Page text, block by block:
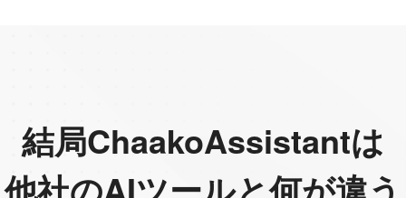
結局ChaakoAssistantは